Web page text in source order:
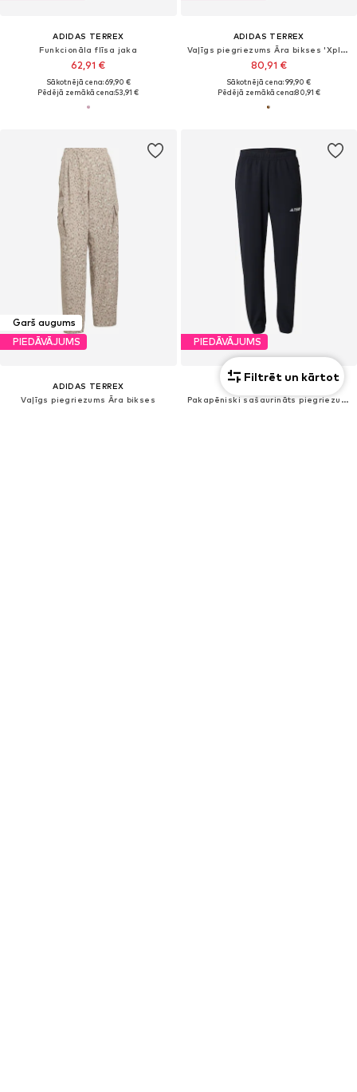
ADIDAS TERREX
Funkcionāla flīsa jaka
62,91 €
Sākotnējā cena: 69,90 €
Pēdējā zemākā cena:53,91 €
ADIDAS TERREX
Vaļīgs piegriezums Āra bikses 'Xploric CLIMA365'
80,91 €
Sākotnējā cena: 99,90 €
Pēdējā zemākā cena:80,91 €
Garš augums
PIEDĀVĀJUMS
ADIDAS TERREX
Vaļīgs piegriezums Āra bikses
PIEDĀVĀJUMS
ADIDAS TERREX
Pakapēniski sašaurināts piegriezums Sporta bikses 'MT'
Filtrēt un kārtot